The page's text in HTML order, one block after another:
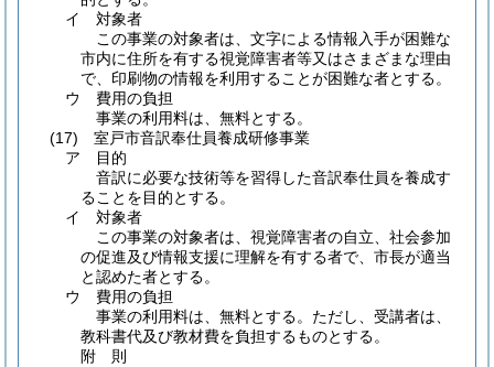
イ
対象者
この事業の対象者は、文字による情報入手が困難な
市内に住所を有する視覚障害者等又はさまざまな理由
で、印刷物の情報を利用することが困難な者とする。
ウ
費用の負担
事業の利用料は、無料とする。
(17)
室戸市音訳奉仕員養成研修事業
ア
目的
音訳に必要な技術等を習得した音訳奉仕員を養成す
ることを目的とする。
イ
対象者
この事業の対象者は、視覚障害者の自立、社会参加
の促進及び情報支援に理解を有する者で、市長が適当
と認めた者とする。
ウ
費用の負担
事業の利用料は、無料とする。ただし、受講者は、
教科書代及び教材費を負担するものとする。
附 則